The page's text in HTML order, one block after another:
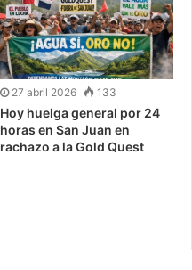
27 abril 2026 133
Hoy huelga general por 24
horas en San Juan en
rachazo a la Gold Quest